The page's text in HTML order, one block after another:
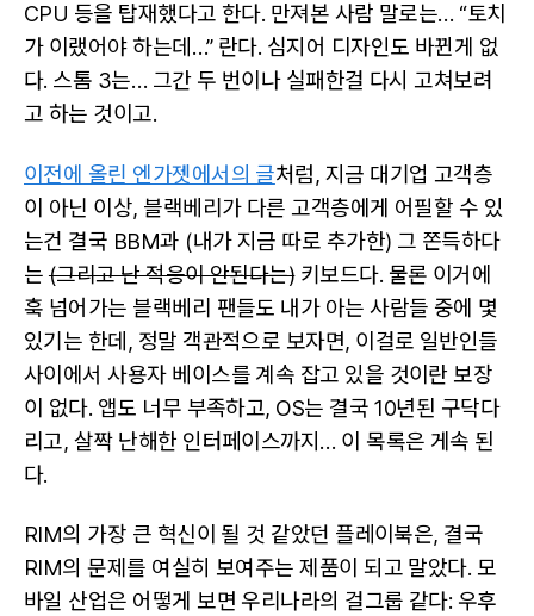
CPU 등을 탑재했다고 한다. 만져본 사람 말로는… “토치
가 이랬어야 하는데…” 란다. 심지어 디자인도 바뀐게 없
다. 스톰 3는… 그간 두 번이나 실패한걸 다시 고쳐보려
고 하는 것이고.
이전에 올린 엔가젯에서의 글처럼, 지금 대기업 고객층
이 아닌 이상, 블랙베리가 다른 고객층에게 어필할 수 있
는건 결국 BBM과 (내가 지금 따로 추가한) 그 쫀득하다
는 (그리고 난 적응이 안된다는)키보드다. 물론 이거에
훅 넘어가는 블랙베리 팬들도 내가 아는 사람들 중에 몇
있기는 한데, 정말 객관적으로 보자면, 이걸로 일반인들
사이에서 사용자 베이스를 계속 잡고 있을 것이란 보장
이 없다. 앱도 너무 부족하고, OS는 결국 10년된 구닥다
리고, 살짝 난해한 인터페이스까지… 이 목록은 게속 된
다.
RIM의 가장 큰 혁신이 될 것 같았던 플레이북은, 결국
RIM의 문제를 여실히 보여주는 제품이 되고 말았다. 모
바일 산업은 어떻게 보면 우리나라의 걸그룹 같다: 우후